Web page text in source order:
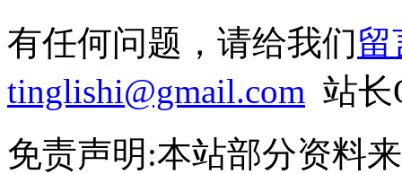
有任何问题，请给我们留
tinglishi@gmail.com 站长
免责声明:本站部分资料